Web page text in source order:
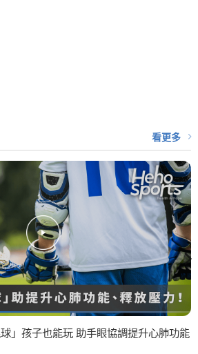
看更多
」孩子也能玩 助手眼協調提升心肺功能